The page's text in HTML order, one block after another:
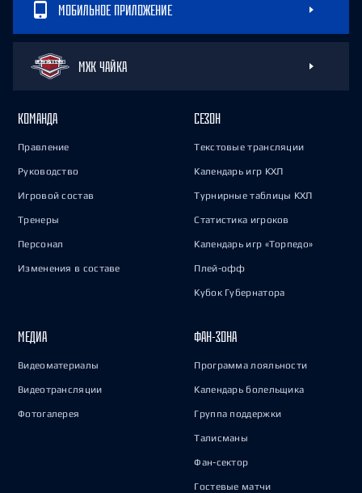
МОБИЛЬНОЕ ПРИЛОЖЕНИЕ
МХК ЧАЙКА
КОМАНДА
Правление
Руководство
Игровой состав
Тренеры
Персонал
Изменения в составе
СЕЗОН
Текстовые трансляции
Календарь игр КХЛ
Турнирные таблицы КХЛ
Статистика игроков
Календарь игр «Торпедо»
Плей-офф
Кубок Губернатора
МЕДИА
Видеоматериалы
Видеотрансляции
Фотогалерея
ФАН-ЗОНА
Программа лояльности
Календарь болельщика
Группа поддержки
Талисманы
Фан-сектор
Гостевые матчи